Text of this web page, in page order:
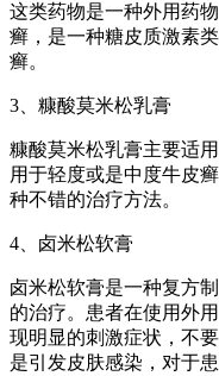
这类药物是一种外用药
癣，是一种糖皮质激素
癣。
3、糠酸莫米松乳膏
糠酸莫米松乳膏主要适
用于轻度或是中度牛皮
种不错的治疗方法。
4、卤米松软膏
卤米松软膏是一种复方
的治疗。患者在使用外
现明显的刺激症状，不
是引发皮肤感染，对于